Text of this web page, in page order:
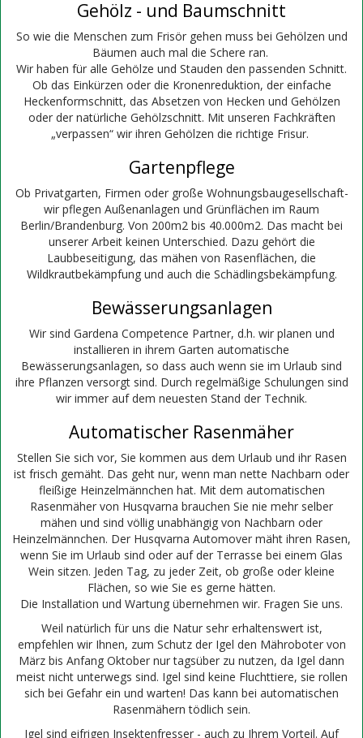
Gehölz - und Baumschnitt
So wie die Menschen zum Frisör gehen muss bei Gehölzen und
Bäumen auch mal die Schere ran.
Wir haben für alle Gehölze und Stauden den passenden Schnitt.
Ob das Einkürzen oder die Kronenreduktion, der einfache
Heckenformschnitt, das Absetzen von Hecken und Gehölzen
oder der natürliche Gehölzschnitt. Mit unseren Fachkräften
„verpassen“ wir ihren Gehölzen die richtige Frisur.
Gartenpflege
Ob Privatgarten, Firmen oder große Wohnungsbaugesellschaft-
wir pflegen Außenanlagen und Grünflächen im Raum
Berlin/Brandenburg. Von 200m2 bis 40.000m2. Das macht bei
unserer Arbeit keinen Unterschied. Dazu gehört die
Laubbeseitigung, das mähen von Rasenflächen, die
Wildkrautbekämpfung und auch die Schädlingsbekämpfung.
Bewässerungsanlagen
Wir sind Gardena Competence Partner, d.h. wir planen und
installieren in ihrem Garten automatische
Bewässerungsanlagen, so dass auch wenn sie im Urlaub sind
ihre Pflanzen versorgt sind. Durch regelmäßige Schulungen sind
wir immer auf dem neuesten Stand der Technik.
Automatischer Rasenmäher
Stellen Sie sich vor, Sie kommen aus dem Urlaub und ihr Rasen
ist frisch gemäht. Das geht nur, wenn man nette Nachbarn oder
fleißige Heinzelmännchen hat. Mit dem automatischen
Rasenmäher von Husqvarna brauchen Sie nie mehr selber
mähen und sind völlig unabhängig von Nachbarn oder
Heinzelmännchen. Der Husqvarna Automover mäht ihren Rasen,
wenn Sie im Urlaub sind oder auf der Terrasse bei einem Glas
Wein sitzen. Jeden Tag, zu jeder Zeit, ob große oder kleine
Flächen, so wie Sie es gerne hätten.
Die Installation und Wartung übernehmen wir. Fragen Sie uns.
Weil natürlich für uns die Natur sehr erhaltenswert ist,
empfehlen wir Ihnen, zum Schutz der Igel den Mähroboter von
März bis Anfang Oktober nur tagsüber zu nutzen, da Igel dann
meist nicht unterwegs sind. Igel sind keine Fluchttiere, sie rollen
sich bei Gefahr ein und warten! Das kann bei automatischen
Rasenmähern tödlich sein.
Igel sind eifrigen Insektenfresser - auch zu Ihrem Vorteil. Auf